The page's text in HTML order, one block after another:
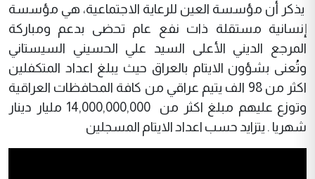
يذكر أن مؤسسة العين للرعاية الاجتماعية، هي مؤسسة
إنسانية مستقلة ذات نفع عام تحضى بدعم ومباركة
المرجع الديني الأعلى السيد علي الحسيني السيستاني
وتُعنى بشؤون الايتام بالعراق حيث يبلغ اعداد المتكفلين
اكثر من 98 الف يتيم عراقي من كافة المحافظات العراقية
وتوزع عليهم مبلغ اكثر من 14,000,000,000 مليار دينار
شهريا . يتزايد حسب اعداد الايتام المسجلين